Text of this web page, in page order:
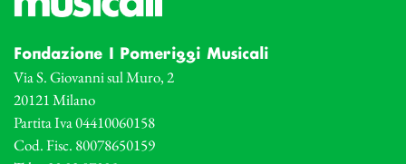
Fondazione I Pomeriggi Musicali
Via S. Giovanni sul Muro, 2
20121 Milano
Partita Iva 04410060158
Cod. Fisc. 80078650159